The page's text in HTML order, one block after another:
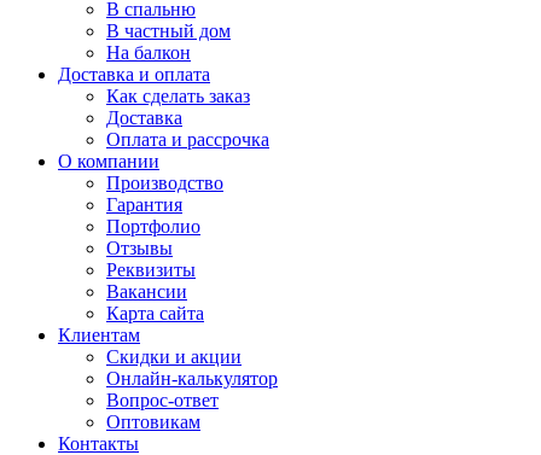
В спальню
В частный дом
На балкон
Доставка и оплата
Как сделать заказ
Доставка
Оплата и рассрочка
О компании
Производство
Гарантия
Портфолио
Отзывы
Реквизиты
Вакансии
Карта сайта
Клиентам
Скидки и акции
Онлайн-калькулятор
Вопрос-ответ
Оптовикам
Контакты